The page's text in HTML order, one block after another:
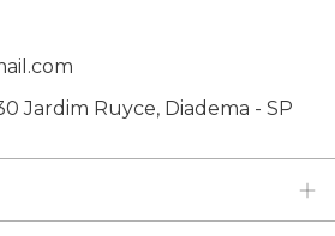
Jardim Ruyce, Diadema - SP